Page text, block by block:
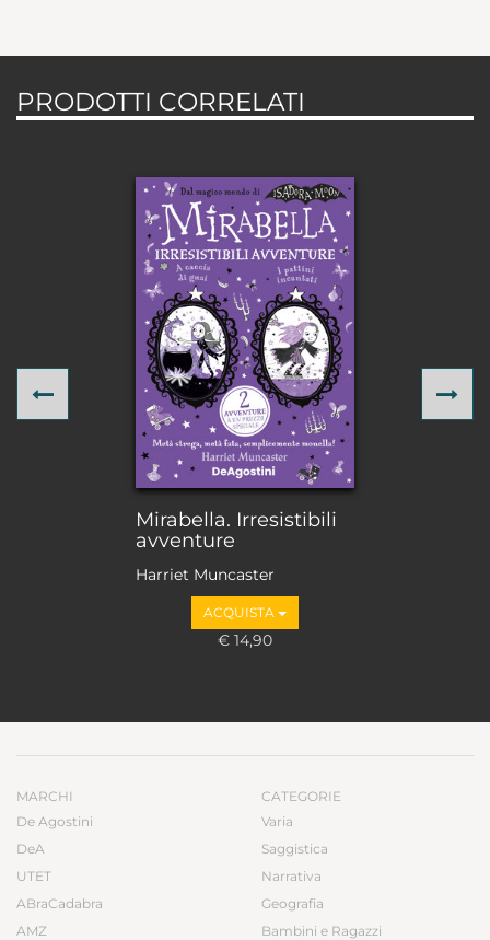
PRODOTTI CORRELATI
Mirabella. Irresistibili
avventure
Harriet Muncaster
ACQUISTA
€ 14,90
Previous
MARCHI
De Agostini
DeA
UTET
ABraCadabra
AMZ
CATEGORIE
Varia
Saggistica
Narrativa
Geografia
Bambini e Ragazzi